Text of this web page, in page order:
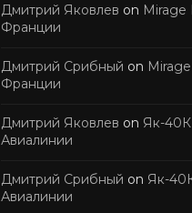
Дмитрий Яковлев on Mirage
Франции
Дмитрий Срибный on
Франции
Дмитрий Яковлев on Як-40К
Авиалинии
Дмитрий Срибный on Як-
Авиалинии